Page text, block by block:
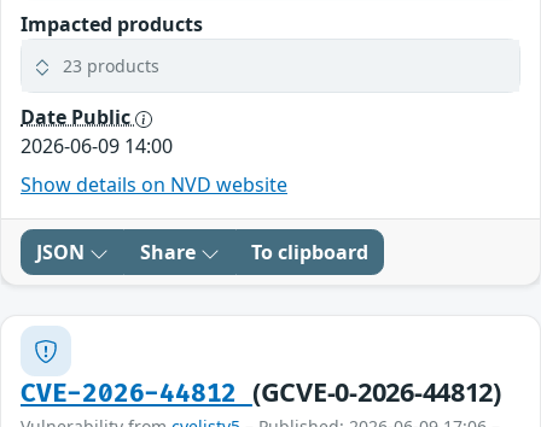
Impacted products
23 products
Date Public
2026-06-09 14:00
Show details on NVD website
JSON Share To clipboard
CVE-2026-44812 (GCVE-0-2026-44812)